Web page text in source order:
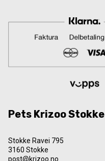
Pets Krizoo Stokke
Stokke Ravei 795
3160 Stokke
post@krizoo.no